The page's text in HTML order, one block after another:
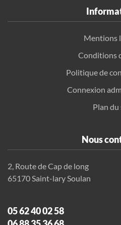
Mentions
Conditions
Politique de
Connexion
Plan du
Nous
2, Route de Cap de long
65170 Saint-lary Soulan
05 62 40 02 58